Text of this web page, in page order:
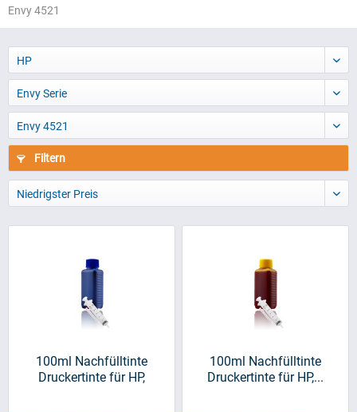
Envy 4521
HP
Envy Serie
Envy 4521
Filtern
Niedrigster Preis
100ml Nachfülltinte
Druckertinte für HP,
100ml Nachfülltinte
Druckertinte für HP,...